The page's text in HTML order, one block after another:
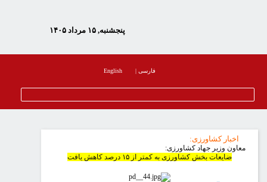
پنجشنبه, ۱۵ مرداد ۱۴۰۵
English
اخبار کشاورزی:
وزیر جهاد کشاورزی:
ضایعات بخش کشاورزی به کمتر از ۱۵ درصد کاهش یافت